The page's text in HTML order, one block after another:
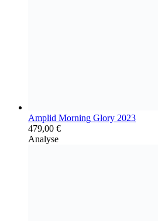
Amplid Morning Glory 2023
479,00 €
Analyse